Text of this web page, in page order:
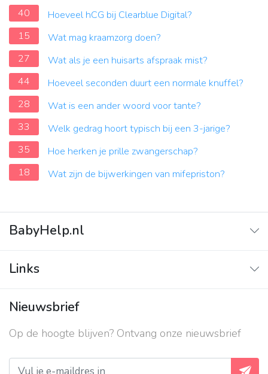
40
Hoeveel hCG bij Clearblue Digital?
15
Wat mag kraamzorg doen?
27
Wat als je een huisarts afspraak mist?
44
Hoeveel seconden duurt een normale knuffel?
28
Wat is een ander woord voor tante?
33
Welk gedrag hoort typisch bij een 3-jarige?
35
Hoe herken je prille zwangerschap?
18
Wat zijn de bijwerkingen van mifepriston?
BabyHelp.nl
Vraag & Antwoord
Links
Contact
Over ons
Privacy beleid
Nieuwsbrief
Op de hoogte blijven? Ontvang onze nieuwsbrief